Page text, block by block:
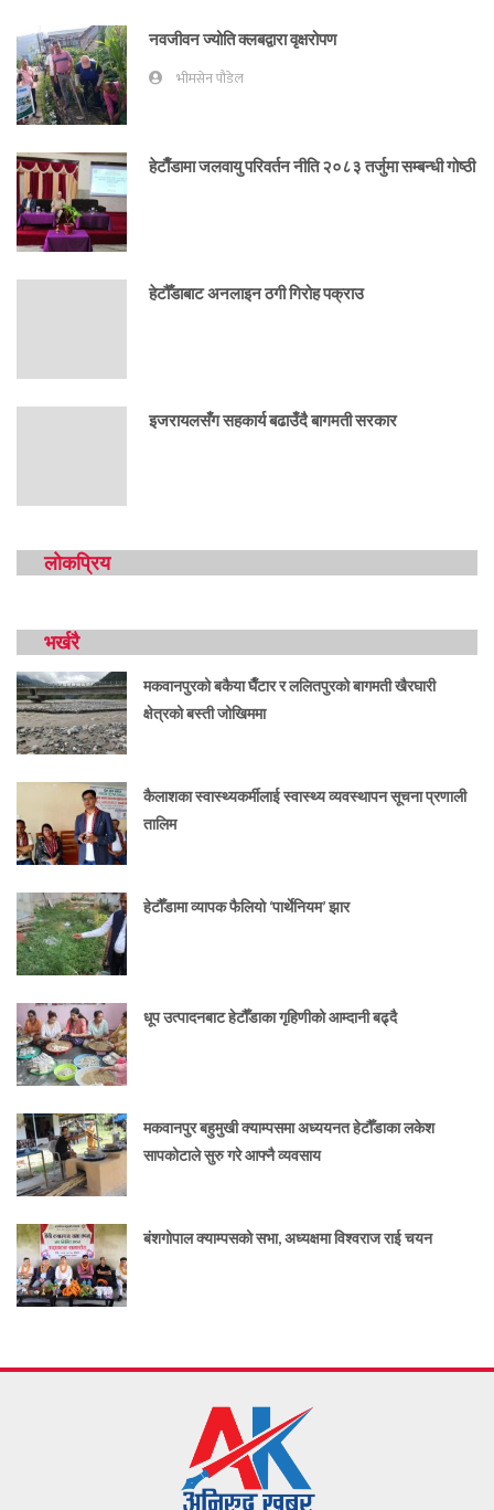
नवजीवन ज्योति क्लबद्वारा वृक्षरोपण
भीमसेन पौडेल
हेटाैँडामा जलवायु परिवर्तन नीति २०८३ तर्जुमा सम्बन्धी गोष्ठी
हेटौँडाबाट अनलाइन ठगी गिरोह पक्राउ
इजरायलसँग सहकार्य बढाउँदै बागमती सरकार
लोकप्रिय
भर्खरै
मकवानपुरको बकैया घैँटार र ललितपुरको बागमती खैरघारी
क्षेत्रको बस्ती जोखिममा
कैलाशका स्वास्थ्यकर्मीलाई स्वास्थ्य व्यवस्थापन सूचना प्रणाली
तालिम
हेटौँडामा व्यापक फैलियो ‘पार्थेनियम’ झार
धूप उत्पादनबाट हेटौँडाका गृहिणीको आम्दानी बढ्दै
मकवानपुर बहुमुखी क्याम्पसमा अध्ययनत हेटौँडाका लकेश
सापकोटाले सुरु गरे आफ्नै व्यवसाय
बंशगोपाल क्याम्पसको सभा, अध्यक्षमा विश्वराज राई चयन